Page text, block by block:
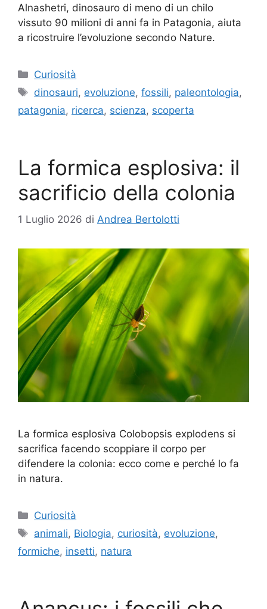
Alnashetri, dinosauro di meno di un chilo
vissuto 90 milioni di anni fa in Patagonia, aiuta
a ricostruire l’evoluzione secondo Nature.
Categorie
Curiosità
Tag
dinosauri, evoluzione,fossili, paleontologia,
patagonia, ricerca, scienza, scoperta
La formica esplosiva: il
sacrificio della colonia
1 Luglio 2026 di Andrea Bertolotti
La formica esplosiva Colobopsis explodens si
sacrifica facendo scoppiare il corpo per
difendere la colonia: ecco come e perché lo fa
in natura.
Categorie
Curiosità
Tag
animali, Biologia, curiosità, evoluzione,
formiche, insetti, natura